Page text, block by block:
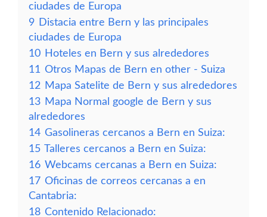
ciudades de Europa
9 Distacia entre Bern y las principales
ciudades de Europa
10 Hoteles en Bern y sus alrededores
11 Otros Mapas de Bern en other - Suiza
12 Mapa Satelite de Bern y sus alrededores
13 Mapa Normal google de Bern y sus
alrededores
14 Gasolineras cercanos a Bern en Suiza:
15 Talleres cercanos a Bern en Suiza:
16 Webcams cercanas a Bern en Suiza:
17 Oficinas de correos cercanas a en
Cantabria:
18 Contenido Relacionado: